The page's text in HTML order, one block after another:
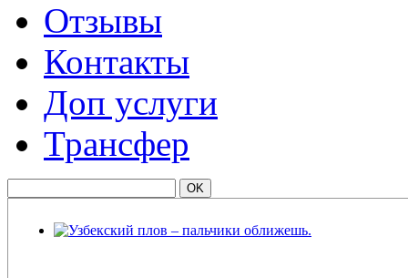
Отзывы
Контакты
Доп услуги
Трансфер